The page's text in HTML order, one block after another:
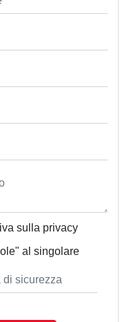
sulla privacy
al singolare